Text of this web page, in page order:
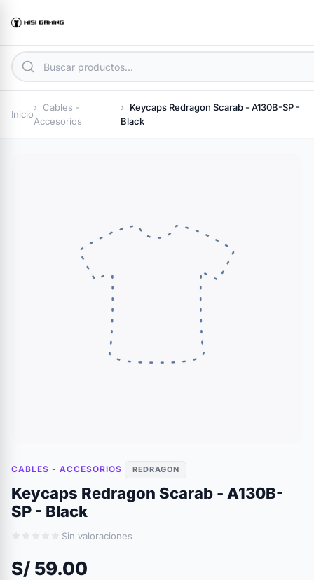
Inicio
Cables -
Accesorios
Keycaps Redragon Scarab - A130B-SP -
Black
CABLES - ACCESORIOS REDRAGON
Keycaps Redragon Scarab - A130B-
SP - Black
Sin valoraciones
S/ 59.00